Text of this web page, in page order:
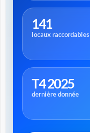
141
locaux raccordables
T4 2025
dernière donnée